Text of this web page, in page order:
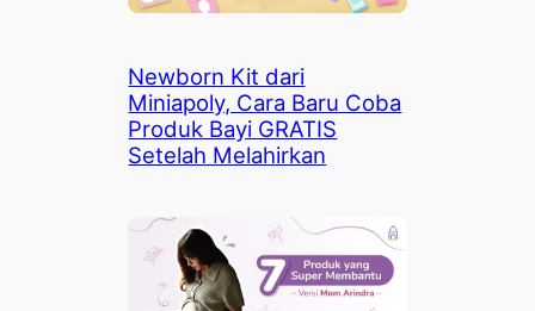
Newborn Kit dari
Miniapoly, Cara Baru Coba
Produk Bayi GRATIS
Setelah Melahirkan